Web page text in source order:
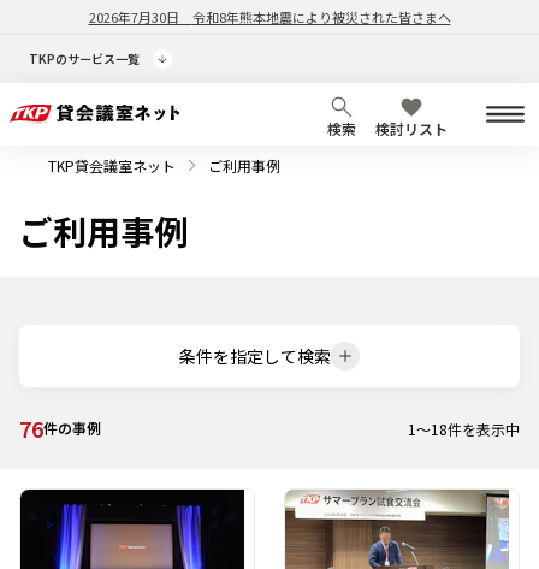
2026年7月30日 令和8年熊本地震により被災された皆さまへ
TKPのサービス一覧
検索
検討リスト
TKP貸会議室ネット
ご利用事例
ご利用事例
条件を指定して検索
76件の事例 1～18件を表示中